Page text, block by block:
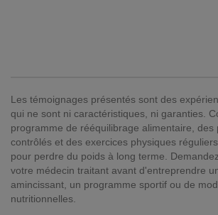
Les témoignages présentés sont des
qui ne sont ni caractéristiques, ni garanties.
programme de rééquilibrage alimentaire, des
contrôlés et des exercices physiques
pour perdre du poids à long terme.
votre médecin traitant avant d'entreprendre
amincissant, un programme sportif ou de
nutritionnelles.